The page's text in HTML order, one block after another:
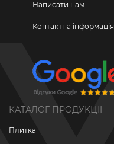
Написати нам
Контактна інформація
КАТАЛОГ ПРОДУКЦІЇ
Плитка